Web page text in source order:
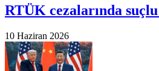
RTÜK cezalarında
10 Haziran 2026